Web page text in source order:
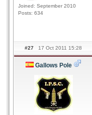
Joined: September 2010
Posts: 634
#27 17 Oct 2011 15:28
Gallows Pole